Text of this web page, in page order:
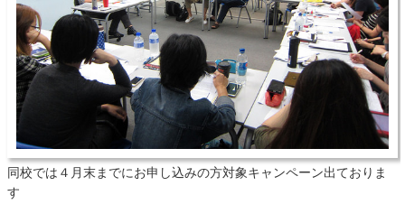
同校では４月末までにお申し込みの方対象キャンペーン出ておりま
す